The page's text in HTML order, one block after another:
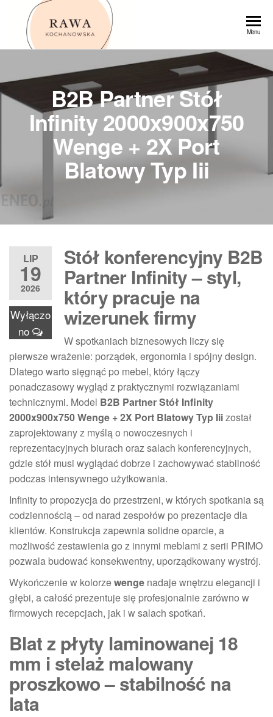
Przejdź
Menu
B2B Partner Stół
Infinity 2000x900x750
Wenge + 2X Port
Blatowy Typ Iii
LIP
19
2026
Wyłączo
no
Stół konferencyjny B2B
Partner Infinity – styl,
który pracuje na
wizerunek firmy
W spotkaniach biznesowych liczy się
pierwsze wrażenie: porządek, ergonomia i spójny design.
Dlatego warto sięgnąć po mebel, który łączy
ponadczasowy wygląd z praktycznymi rozwiązaniami
technicznymi. Model B2B Partner Stół Infinity
2000x900x750 Wenge + 2X Port Blatowy Typ Iiizostał
zaprojektowany z myślą o nowoczesnych i
reprezentacyjnych biurach oraz salach konferencyjnych,
gdzie stół musi wyglądać dobrze i zachowywać stabilność
podczas intensywnego użytkowania.
Infinity to propozycja do przestrzeni, w których spotkania są
codziennością – od narad zespołów po prezentacje dla
klientów. Konstrukcja zapewnia solidne oparcie, a
możliwość zestawienia go z innymi meblami z serii PRIMO
pozwala budować konsekwentny, uporządkowany wystrój.
Wykończenie w kolorzewenge nadaje wnętrzu elegancji i
głębi, a całość prezentuje się profesjonalnie zarówno w
firmowych recepcjach, jak i w salach spotkań.
Blat z płyty laminowanej 18
mm i stelaż malowany
proszkowo – stabilność na
lata